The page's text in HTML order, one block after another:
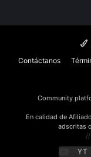
Contáctanos
Community
En calidad de
adscritas
YT